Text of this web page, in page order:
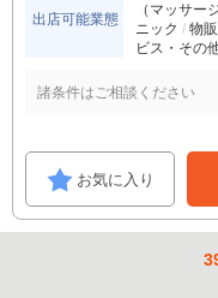
出店可能業態
（マッサー
ニック
物
ビス・その
諸条件はご相談ください
お気に入り